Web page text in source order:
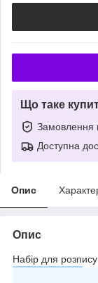
Що таке
Замовлення
Доступна
Опис
Опис
Набір для